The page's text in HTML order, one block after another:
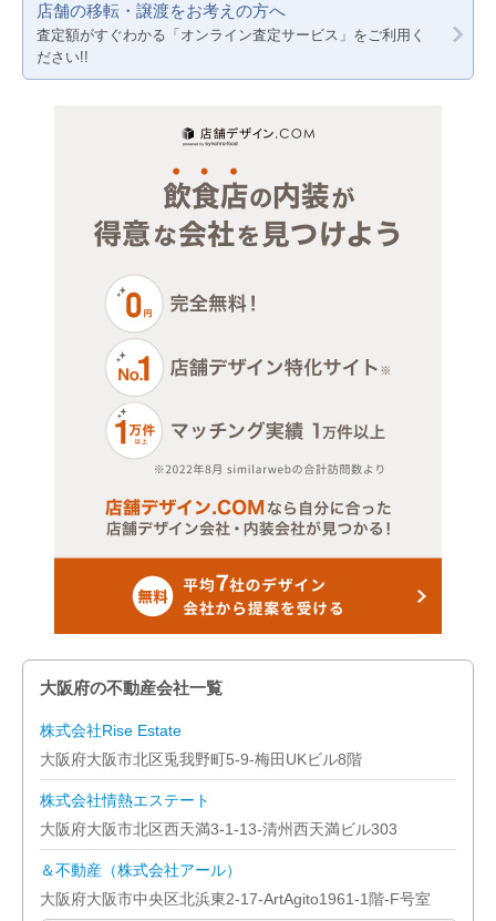
20坪以下
賃料10万円以下
サロン（マッサージ・エステ・ネイルなど）
医療・歯科・クリニック
ジム・教室・スタジオ
その他サービス・その他
兵庫
店舗の移転・譲渡をお考えの方へ
査定額がすぐわかる「オンライン査定サービス」をご利用く
ださい!!
大阪府の不動産会社一覧
株式会社Rise Estate
大阪府大阪市北区兎我野町5-9-梅田UKビル8階
株式会社情熱エステート
大阪府大阪市北区西天満3-1-13-清州西天満ビル303
＆不動産（株式会社アール）
大阪府大阪市中央区北浜東2-17-ArtAgito1961-1階-F号室